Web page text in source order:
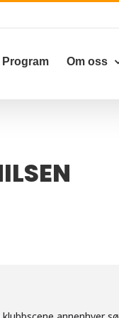
Program Om oss